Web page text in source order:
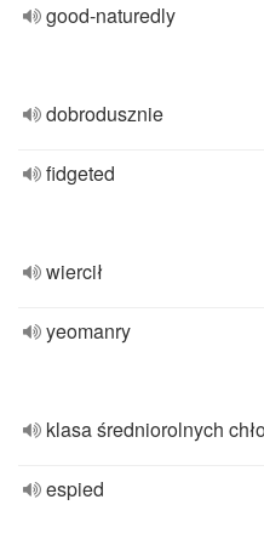
good-naturedly
dobrodusznie
fidgeted
wiercił
yeomanry
klasa średniorolnych
espied